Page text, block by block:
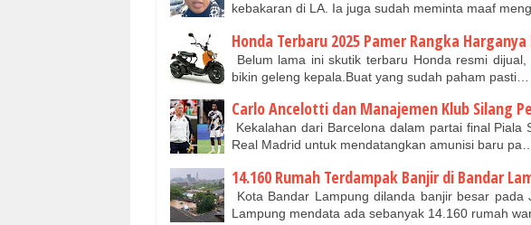
kebakaran di LA. Ia juga sudah meminta maaf
Honda Terbaru 2025 Pamer Rangka
Belum lama ini skutik terbaru Honda resmi
bikin geleng kepala.Buat yang sudah paham pasti…
Carlo Ancelotti dan Manajemen Klub Silang
Kekalahan dari Barcelona dalam partai final
Real Madrid untuk mendatangkan amunisi baru pa…
14.160 Rumah Terdampak Banjir di Bandar
Kota Bandar Lampung dilanda banjir besar
Lampung mendata ada sebanyak 14.160 rumah